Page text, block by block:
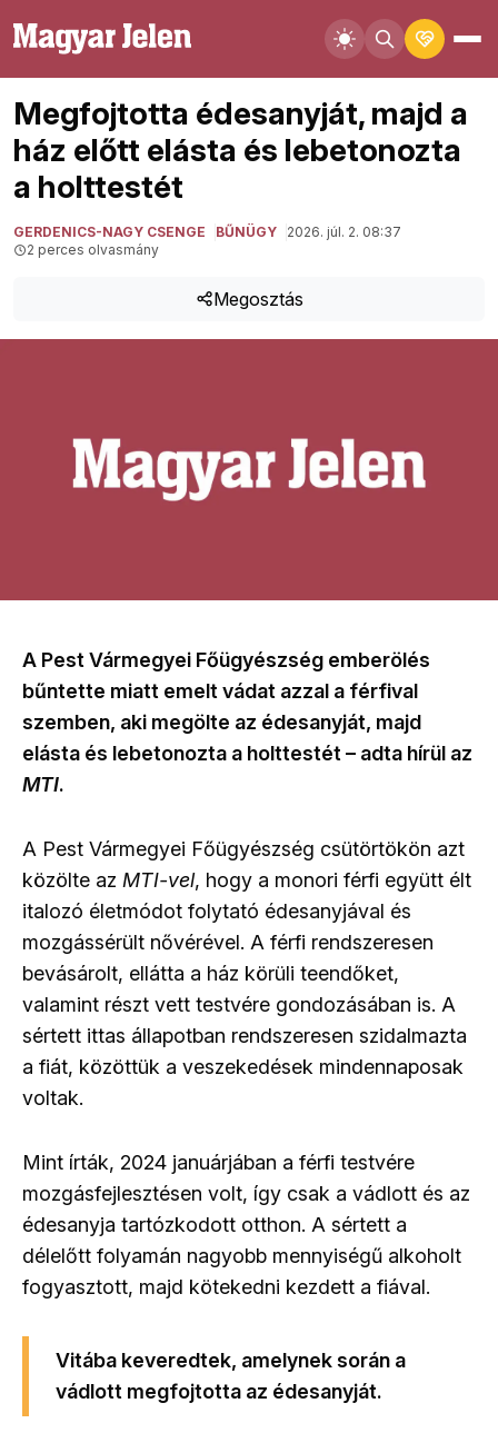
Megfojtotta édesanyját, majd a
ház előtt elásta és lebetonozta
a holttestét
GERDENICS-NAGY CSENGE BŰNÜGY
2026. júl. 2. 08:37
2 perces olvasmány
Megosztás
A Pest Vármegyei Főügyészség emberölés
bűntette miatt emelt vádat azzal a férfival
szemben, aki megölte az édesanyját, majd
elásta és lebetonozta a holttestét – adta hírül az
MTI.
A Pest Vármegyei Főügyészség csütörtökön azt
közölte az MTI-vel, hogy a monori férfi együtt élt
italozó életmódot folytató édesanyjával és
mozgássérült nővérével. A férfi rendszeresen
bevásárolt, ellátta a ház körüli teendőket,
valamint részt vett testvére gondozásában is. A
sértett ittas állapotban rendszeresen szidalmazta
a fiát, közöttük a veszekedések mindennaposak
voltak.
Mint írták, 2024 januárjában a férfi testvére
mozgásfejlesztésen volt, így csak a vádlott és az
édesanyja tartózkodott otthon. A sértett a
délelőtt folyamán nagyobb mennyiségű alkoholt
fogyasztott, majd kötekedni kezdett a fiával.
Vitába keveredtek, amelynek során a
vádlott megfojtotta az édesanyját.